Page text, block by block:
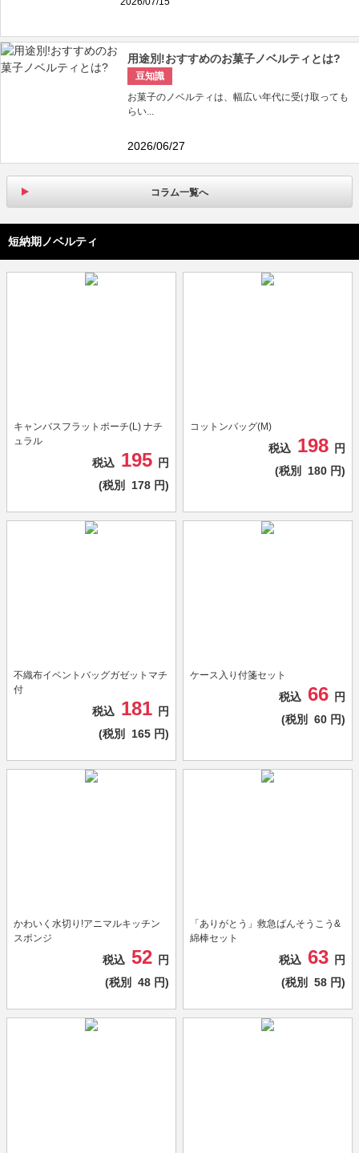
用途別!おすすめのお菓子ノベルティとは?
豆知識
お菓子のノベルティは、幅広い年代に受け取っても
らい...
2026/06/27
コラム一覧へ
短納期ノベルティ
キャンバスフラットポーチ(L) ナチ
ュラル
税込 195
円
(税別
178 円)
コットンバッグ(M)
税込 198
円
(税別
180 円)
不織布イベントバッグガゼットマチ
付
税込 181
円
(税別
165 円)
ケース入り付箋セット
税込 66
円
(税別
60 円)
かわいく水切り!アニマルキッチン
スポンジ
税込 52
円
(税別
48 円)
「ありがとう」救急ばんそうこう&
綿棒セット
税込 63
円
(税別
58 円)